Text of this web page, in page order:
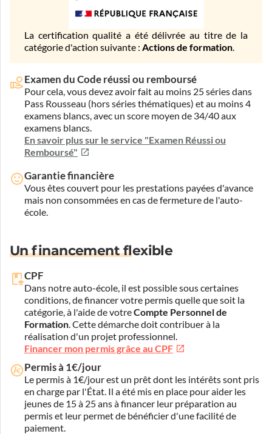
La certification qualité a été délivrée au titre de la
catégorie d'action suivante : Actions de formation.
Examen du Code réussi ou remboursé
Pour cela, vous devez avoir fait au moins 25 séries dans
Pass Rousseau (hors séries thématiques) et au moins 4
examens blancs, avec un score moyen de 34/40 aux
examens blancs.
En savoir plus sur le service "Examen Réussi ou
Remboursé"
Garantie financière
Vous êtes couvert pour les prestations payées d'avance
mais non consommées en cas de fermeture de l'auto-
école.
Un financement flexible
CPF
Dans notre auto-école, il est possible sous certaines
conditions, de financer votre permis quelle que soit la
catégorie, à l'aide de votreCompte Personnel de
Formation. Cette démarche doit contribuer à la
réalisation d'un projet professionnel.
Financer mon permis grâce au CPF
Permis à 1€/jour
Le permis à 1€/jour est un prêt dont les intérêts sont pris
en charge par l'État. Il a été mis en place pour aider les
jeunes de 15 à 25 ans à financer leur préparation au
permis et leur permet de bénéficier d'une facilité de
paiement.